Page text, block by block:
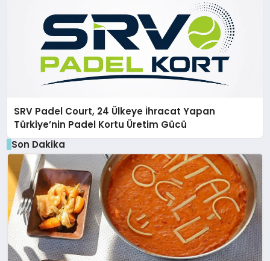
SRV Padel Court, 24 Ülkeye İhracat Yapan
Türkiye’nin Padel Kortu Üretim Gücü
Son Dakika